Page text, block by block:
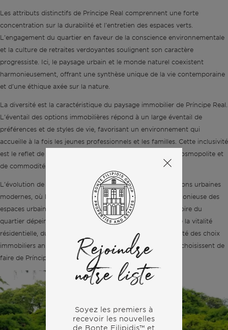
Les attributs distinctifs de Príncipe Real comprennent une forte
concentration sur la durabilité et l'entretien des espaces verts.
L'engagement du quartier en faveur de la conscience environnementale
et la culture de retraites verdoyantes soulignent son caractère
progressiste. Ici, le paysage urbain et le monde naturel coexistent
harmonieusement, offrant une synthèse unique de la vie contemporaine
et d'une éthique axée sur la nature.
La diversité est la caractéristique du paysage immobilier de Príncipe Real.
L'éventail des options immobilières répond à un large éventail de
préférences et de styles de vie, favorisant un environnement qui
accueille à la fois les jeunes professionnels et les familles. Cette inclusivité
est le reflet de l'attrait du quartier - une fusion d'énergie cosmopolite et
de commodités orientées vers la famille.
L'évolution de Príncipe Real fait écho à l'esprit des aspirations urbaines
modernes, où la durabilité, la diversité et l'interaction harmonieuse des
espaces urbains et naturels définissent son essence. L'histoire du
quartier dépeint un panorama de potentiel, où la fusion de la vitalité
résidentielle, du respect de l'environnement et de la diversité des choix
immobiliers annonce un avenir prometteur pour ceux qui choisissent de
faire de Príncipe Real leur maison.Rejoindre
notre liste
Soyez les premiers à
recevoir les nouvelles
de Bonte Filipidis™ et